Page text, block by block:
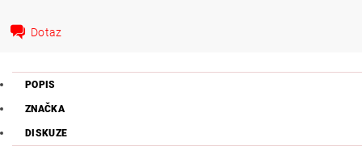
Dotaz
POPIS
ZNAČKA
DISKUZE